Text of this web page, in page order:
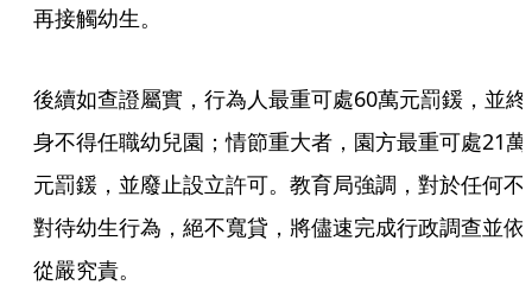
再接觸幼生。
後續如查證屬實，行為人最重可處60萬元罰鍰，並終
身不得任職幼兒園；情節重大者，園方最重可處21萬
元罰鍰，並廢止設立許可。教育局強調，對於任何不
對待幼生行為，絕不寬貸，將儘速完成行政調查並依
從嚴究責。